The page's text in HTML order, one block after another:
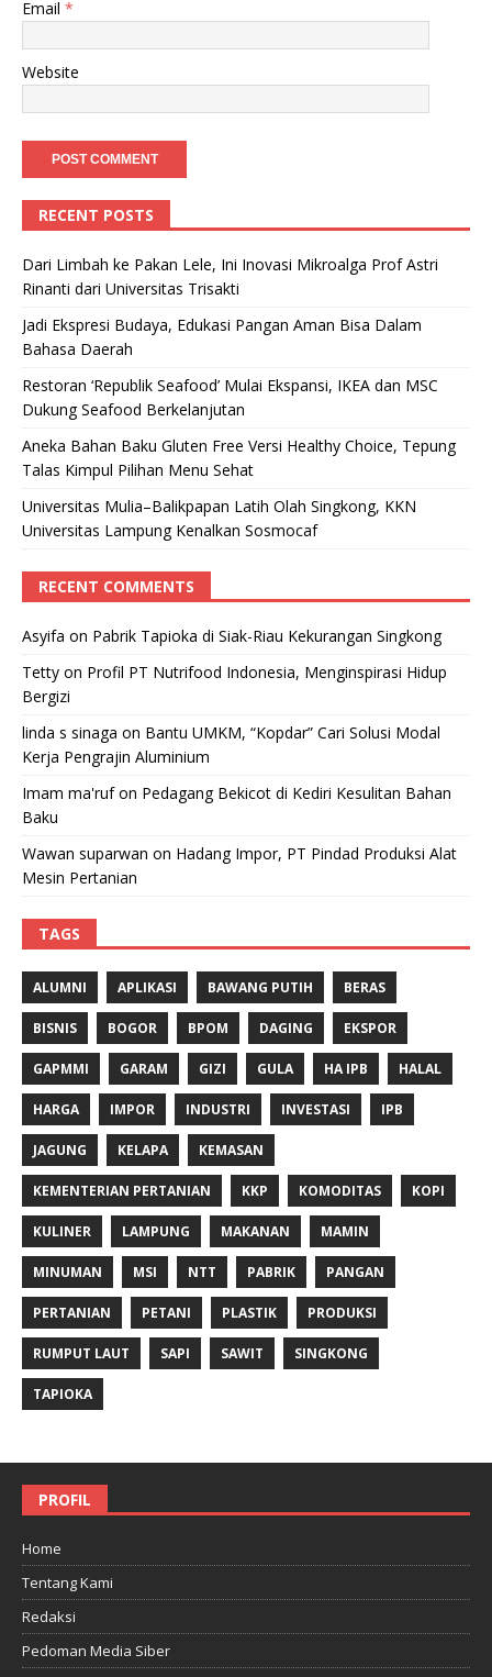
Email *
Website
RECENT POSTS
Dari Limbah ke Pakan Lele, Ini Inovasi Mikroalga Prof Astri
Rinanti dari Universitas Trisakti
Jadi Ekspresi Budaya, Edukasi Pangan Aman Bisa Dalam
Bahasa Daerah
Restoran ‘Republik Seafood’ Mulai Ekspansi, IKEA dan MSC
Dukung Seafood Berkelanjutan
Aneka Bahan Baku Gluten Free Versi Healthy Choice, Tepung
Talas Kimpul Pilihan Menu Sehat
Universitas Mulia–Balikpapan Latih Olah Singkong, KKN
Universitas Lampung Kenalkan Sosmocaf
RECENT COMMENTS
Asyifa on Pabrik Tapioka di Siak-Riau Kekurangan Singkong
Tetty on Profil PT Nutrifood Indonesia, Menginspirasi Hidup
Bergizi
linda s sinaga on Bantu UMKM, “Kopdar” Cari Solusi Modal
Kerja Pengrajin Aluminium
Imam ma'rufon Pedagang Bekicot di Kediri Kesulitan Bahan
Baku
Wawan suparwan on Hadang Impor, PT Pindad Produksi Alat
Mesin Pertanian
TAGS
ALUMNI APLIKASI BAWANG PUTIH BERAS
BISNIS BOGOR BPOM DAGING EKSPOR
GAPMMI GARAM GIZI GULA HA IPB HALAL
HARGA IMPOR INDUSTRI INVESTASI IPB
JAGUNG KELAPA KEMASAN
KEMENTERIAN PERTANIAN KKP KOMODITAS KOPI
KULINER LAMPUNG MAKANAN MAMIN
MINUMAN MSI NTT PABRIK PANGAN
PERTANIAN PETANI PLASTIK PRODUKSI
RUMPUT LAUT SAPI SAWIT SINGKONG
TAPIOKA
PROFIL
Home
Tentang Kami
Redaksi
Pedoman Media Siber